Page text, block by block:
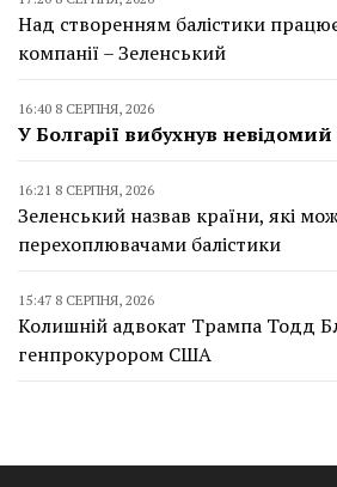
Над створенням балістики працює
компанії – Зеленський
16:40 8 СЕРПНЯ, 2026
У Болгарії вибухнув
16:21 8 СЕРПНЯ, 2026
Зеленський назвав країни, які
перехоплювачами балістики
15:47 8 СЕРПНЯ, 2026
Колишній адвокат Трампа Тодд
генпрокурором США